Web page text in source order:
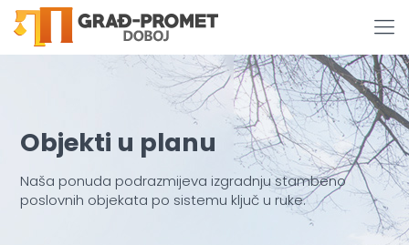
Objekti u planu
Naša ponuda podrazmijeva izgradnju stambeno
poslovnih objekata po sistemu ključ u ruke.